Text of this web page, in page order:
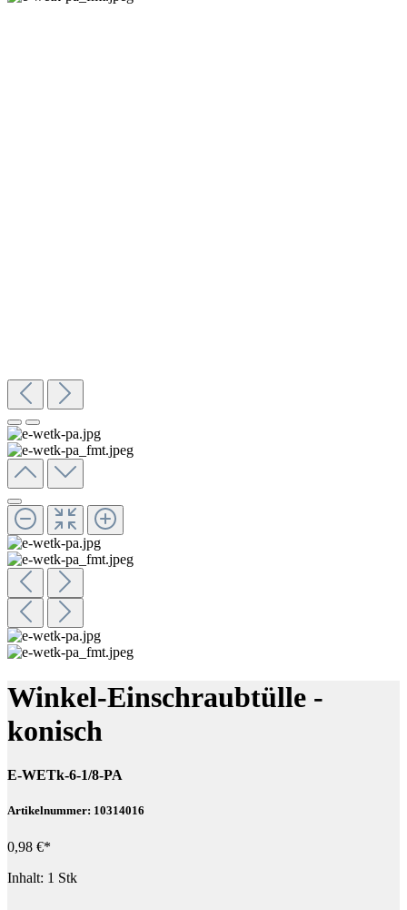
Winkel-Einschraubtülle -
konisch
E-WETk-6-1/8-PA
Artikelnummer: 10314016
0,98 €*
Inhalt: 1 Stk